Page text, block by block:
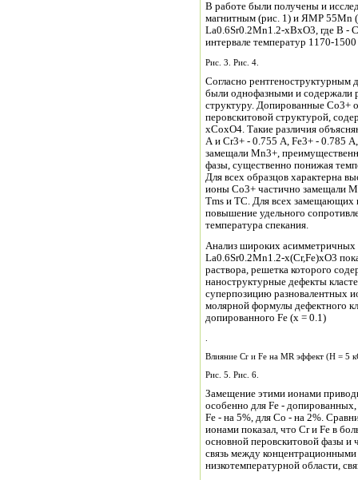
В работе были получены и
магнитным (рис. 1) и ЯМР 55Mn
La0.6Sr0.2Mn1.2-хBхO3, где B - Cr, Fe, Co, x=0-0.2. Спекание проводили в
интервале температур 1170-
Рис. 3. Рис. 4.
Согласно рентгеноструктурным
были однофазными и содержали
структуру. Допированные Co3+
перовскитовой структурой, содержали (~
хCoхO4. Такие различия
A и Cr3+ - 0.755 A, Fe3+ - 0.785 A, Co3+ - 0.75 A. При этом ионы Cr3+ и Fe3+
замещали Mn3+,
фазы, существенно понижая
Для всех образцов характерна
ионы Co3+ частично замещали Mn3+ и в кластере, менее существенно понижая
Tms и TC. Для всех замещающих
повышение удельного
температура спекания.
Анализ широких асимметричных спектров
La0.6Sr0.2Mn1.2-х(Cr,Fe)хO3
раствора, решетка которого содержит катионные, анионные вакансии и
наноструктурные дефекты
суперпозицию разновалентных ионов Mn2+-Mn4+ [6,7].
молярной формулы дефектного
допированного Fe (х = 0.1)
Влияние Cr и Fe на MR эффект (H = 5
Рис. 5. Рис. 6.
Замещение этими ионами
особенно для Fe - допированных, и повышению MR эффекта: для Cr - на 2%, для
Fe - на 5%, для Co - на 2%. Сравнительный анализ допирования различными
ионами показал, что Cr и Fe в
основной перовскитовой фазы и
связь между концентрационными изменениями MR
низкотемпературной области,